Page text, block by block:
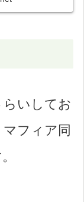
いしてお
フィア同